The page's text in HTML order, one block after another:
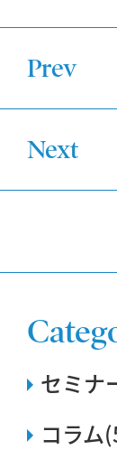
Prev
Next
セミナ
コラム